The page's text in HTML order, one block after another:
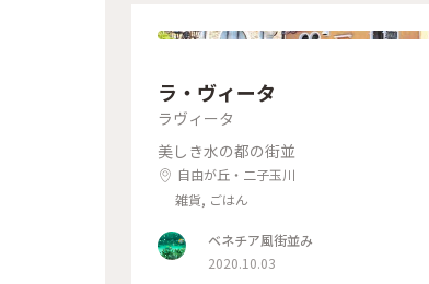
ラ・ヴィータ
ラヴィータ
美しき水の都の街並
自由が丘・二子玉川
雑貨, ごはん
ベネチア風街並み
2020.10.03